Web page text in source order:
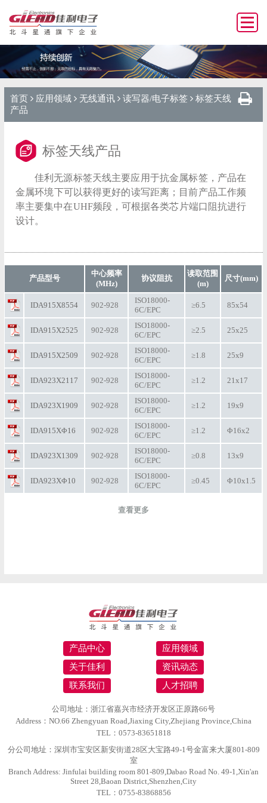
首页 应用领域 无线通讯 读写器/电子标签
标签天线
产品
标签天线产品
佳利无源标签天线主要应用于抗金属标签，产品在
金属环境下可以获得更好的读写距离；目前产品工作频
率主要集中在UHF频段，可根据各类芯片端口阻抗进行
设计。
产品型号
中心频率
(MHz)
协议阻抗
读取范围
(m)
尺寸(mm)
IDA915X8554 902-928
ISO18000-
6C/EPC
≥6.5 85x54
IDA915X2525 902-928
ISO18000-
6C/EPC
≥2.5 25x25
IDA915X2509 902-928
ISO18000-
6C/EPC
≥1.8 25x9
IDA923X2117 902-928
ISO18000-
6C/EPC
≥1.2 21x17
IDA923X1909 902-928
ISO18000-
6C/EPC
≥1.2 19x9
IDA915XΦ16 902-928
ISO18000-
6C/EPC
≥1.2 Φ16x2
IDA923X1309 902-928
ISO18000-
6C/EPC
≥0.8 13x9
IDA923XΦ10 902-928
ISO18000-
6C/EPC
≥0.45 Φ10x1.5
查看更多
产品中心
应用领域
关于佳利
资讯动态
联系我们
人才招聘
公司地址：浙江省嘉兴市经济开发区正原路66号
Address：NO.66 Zhengyuan Road,Jiaxing City,Zhejiang Province,China
TEL：0573-83651818
分公司地址：深圳市宝安区新安街道28区大宝路49-1号金富来大厦801-809
室
Branch Address: Jinfulai building room 801-809,Dabao Road No. 49-1,Xin'an
Street 28,Baoan District,Shenzhen,City
TEL：0755-83868856